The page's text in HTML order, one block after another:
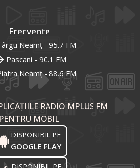
Frecvente
Neamț - 95.7 FM
Pascani - 90.1 FM
Neamț - 88.6 FM
RADIO MPLUS FM
PENTRU MOBIL
DISPONIBIL PE
GOOGLE PLAY